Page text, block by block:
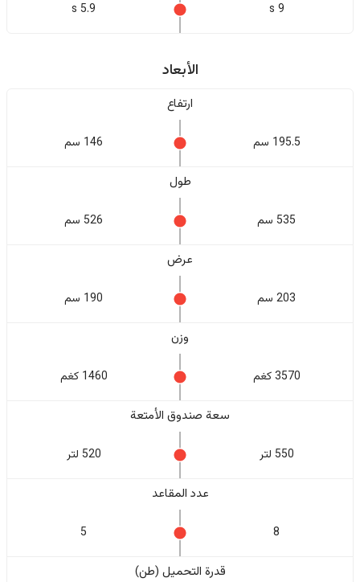
9 s
5.9 s
الأبعاد
ارتفاع
195.5 سم 146 سم
طول
535 سم 526 سم
عرض
203 سم 190 سم
وزن
3570 كغم 1460 كغم
سعة صندوق الأمتعة
550 لتر 520 لتر
عدد المقاعد
8
5
قدرة التحميل (طن)